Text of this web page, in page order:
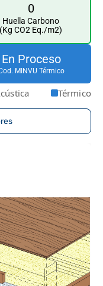
0
Huella Carbono
(Kg CO2 Eq./m2)
En Proceso
MINVU Térmico
Térmico